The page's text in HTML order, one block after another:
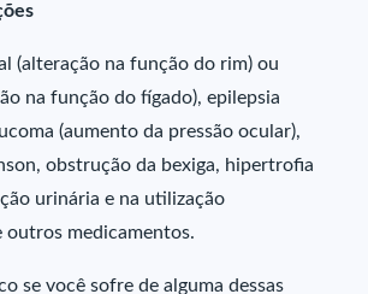
(alteração na função do rim) ou
na função do fígado), epilepsia
(aumento da pressão ocular),
obstrução da bexiga, hipertrofia
urinária e na utilização
medicamentos.
se você sofre de alguma dessas